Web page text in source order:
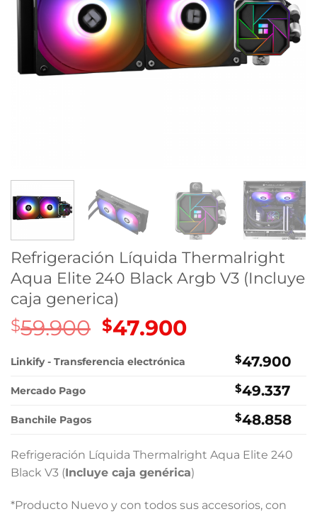
Refrigeración Líquida Thermalright
Aqua Elite 240 Black Argb V3 (Incluye
caja generica)
$59.900 El
precio
original
$47.900El
actual
$47.900.
Linkify - Transferencia electrónica $47.900
Mercado Pago $49.337
Banchile Pagos $48.858
Refrigeración Líquida Thermalright Aqua Elite 240
Black V3 (Incluye caja genérica)
*Producto Nuevo y con todos sus accesorios, con